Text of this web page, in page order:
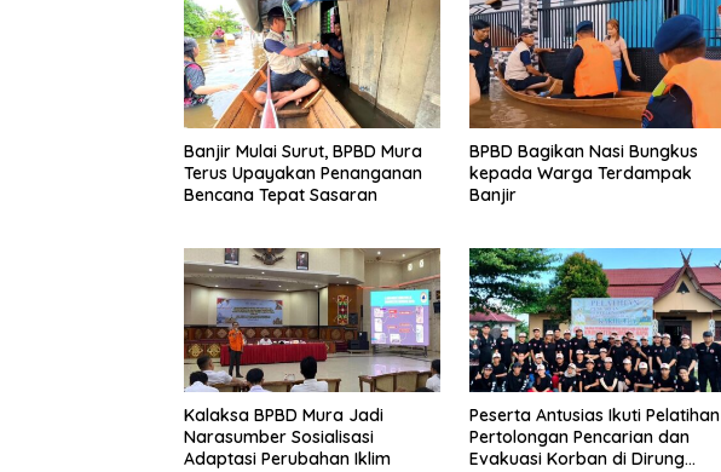
Banjir Mulai Surut, BPBD Mura
Terus Upayakan Penanganan
Bencana Tepat Sasaran
BPBD Bagikan Nasi Bungkus
kepada Warga Terdampak
Banjir
Kalaksa BPBD Mura Jadi
Narasumber Sosialisasi
Adaptasi Perubahan Iklim
Peserta Antusias Ikuti Pelatihan
Pertolongan Pencarian dan
Evakuasi Korban di Dirung